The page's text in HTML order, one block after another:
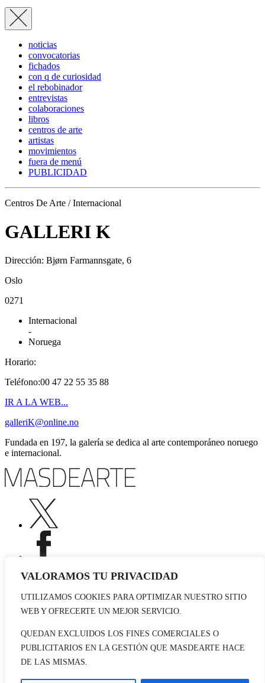
VALORAMOS TU PRIVACIDAD
UTILIZAMOS COOKIES PARA OPTIMIZAR NUESTRO SITIO
WEB Y OFRECERTE UN MEJOR SERVICIO.
QUEDAN EXCLUIDOS LOS FINES COMERCIALES O
PUBLICITARIOS EN LA GESTIÓN QUE MASDEARTE HACE
DE LAS MISMAS.
noticias
convocatorias
fichados
con q de curiosidad
el rebobinador
entrevistas
colaboraciones
libros
centros de arte
artistas
movimientos
fuera de menú
PUBLICIDAD
Centros De Arte / Internacional
GALLERI K
Dirección: Bjørn Farmannsgate, 6
Oslo
0271
Internacional
-
Noruega
Horario:
Teléfono:00 47 22 55 35 88
IR A LA WEB...
galleriK@online.no
Fundada en 197, la galería se dedica al arte contemporáneo noruego
e internacional.
Publicidad
Contacto
© 2026 masdearte. Información de exposiciones, museos y artistas
Política de cookies